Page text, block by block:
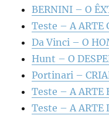
BERNINI – O
Teste – A ARTE
Da Vinci – O
Hunt – O
Portinari –
Teste – A ARTE
Teste – A ARTE